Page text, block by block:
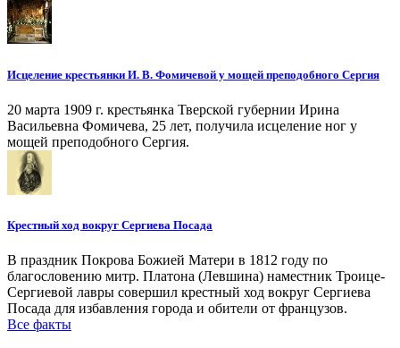
Исцеление крестьянки И. В. Фомичевой у мощей преподобного Сергия
20 марта 1909 г. крестьянка Тверской губернии Ирина
Васильевна Фомичева, 25 лет, получила исцеление ног у
мощей преподобного Сергия.
Крестный ход вокруг Сергиева Посада
В праздник Покрова Божией Матери в 1812 году по
благословению митр. Платона (Левшина) наместник Троице-
Сергиевой лавры совершил крестный ход вокруг Сергиева
Посада для избавления города и обители от французов.
Все факты